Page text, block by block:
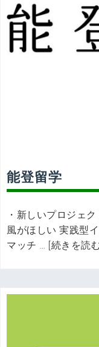
能登留学
・新しいプロジェ
風がほしい 実践型
マッチ … [続きを読